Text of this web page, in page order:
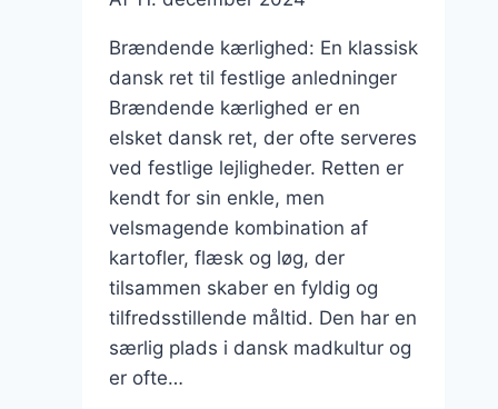
Brændende kærlighed: En klassisk
dansk ret til festlige anledninger
Brændende kærlighed er en
elsket dansk ret, der ofte serveres
ved festlige lejligheder. Retten er
kendt for sin enkle, men
velsmagende kombination af
kartofler, flæsk og løg, der
tilsammen skaber en fyldig og
tilfredsstillende måltid. Den har en
særlig plads i dansk madkultur og
er ofte…